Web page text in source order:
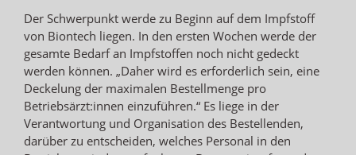
Der Schwerpunkt werde zu Beginn auf dem Impfstoff
von Biontech liegen. In den ersten Wochen werde der
gesamte Bedarf an Impfstoffen noch nicht gedeckt
werden können. „Daher wird es erforderlich sein, eine
Deckelung der maximalen Bestellmenge pro
Betriebsärzt:innen einzuführen.“ Es liege in der
Verantwortung und Organisation des Bestellenden,
darüber zu entscheiden, welches Personal in den